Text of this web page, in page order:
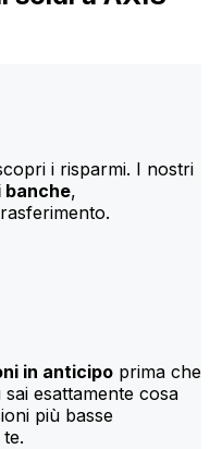
i risparmi. I nostri
banche,
in anticipo prima che
esattamente cosa
più basse